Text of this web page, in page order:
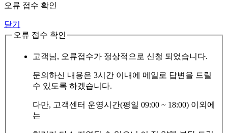
오류 접수 확인
닫기
오류 접수 확인
고객님, 오류접수가 정상적으로 신청 되었습니다.
문의하신 내용은 3시간 이내에 메일로 답변을 드릴
수 있도록 하겠습니다.
다만, 고객센터 운영시간(평일 09:00 ~ 18:00) 이외에
는